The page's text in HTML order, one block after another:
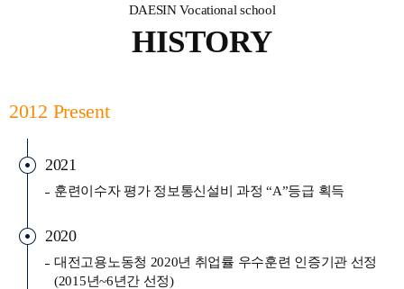
DAESIN Vocational school
HISTORY
2012 Present
2021
훈련이수자 평가 정보통신설비 과정 “A”등급 획득
2020
대전고용노동청 2020년 취업률 우수훈련 인증기관 선정
(2015년~6년간 선정)